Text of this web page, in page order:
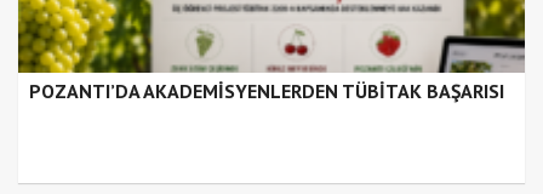
POZANTI’DA AKADEMİSYENLERDEN TÜBİTAK BAŞARISI